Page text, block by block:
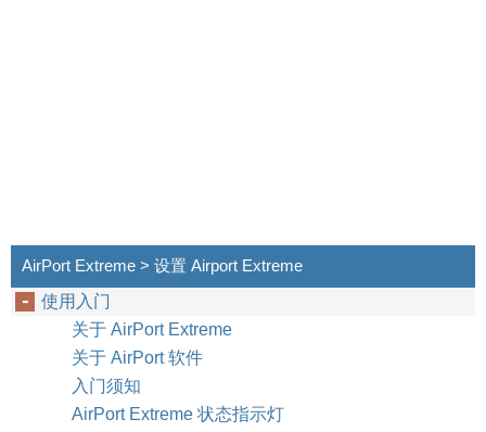
22 第
AirPort Extreme > 设置 Airport Extreme
使用入门
关于 AirPort Extreme
关于 AirPort 软件
入门须知
AirPort Extreme 状态指示灯